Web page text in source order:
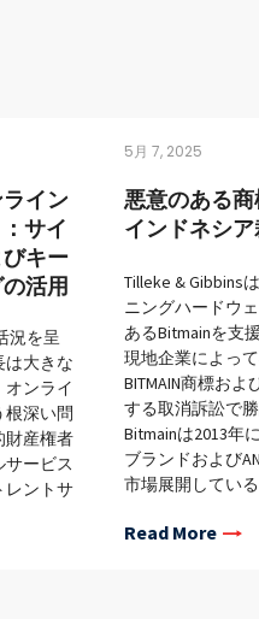
イン
サイ
キー
活用
況を呈
は大きな
ンライ
根深い問
財産権者
ービス
レントサ
トやソ
5月 7, 2025
悪意のある
インドネシ
Tilleke & Gibbins
ニングハードウ
あるBitmainを支
現地企業によっ
BITMAIN商標およ
する取消訴訟で
Bitmainは2013年
ブランドおよび
市場展開してい
社は100以上の国
Read More